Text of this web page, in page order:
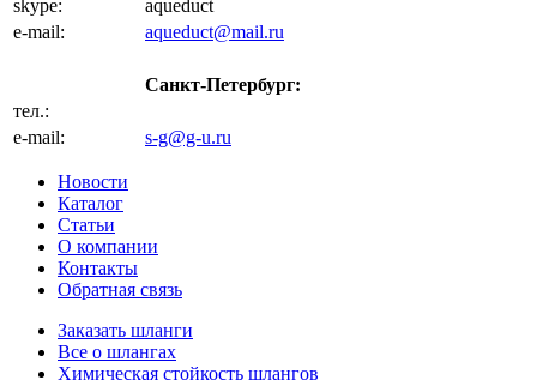
skype:
aqueduct
e-mail:
aqueduct@mail.ru
Санкт-Петербург:
тел.:
e-mail:
s-g@g-u.ru
Новости
Каталог
Статьи
О компании
Контакты
Обратная связь
Заказать шланги
Все о шлангах
Химическая стойкость шлангов